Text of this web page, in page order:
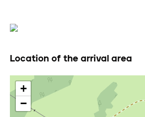
Location of the arrival area
+
−